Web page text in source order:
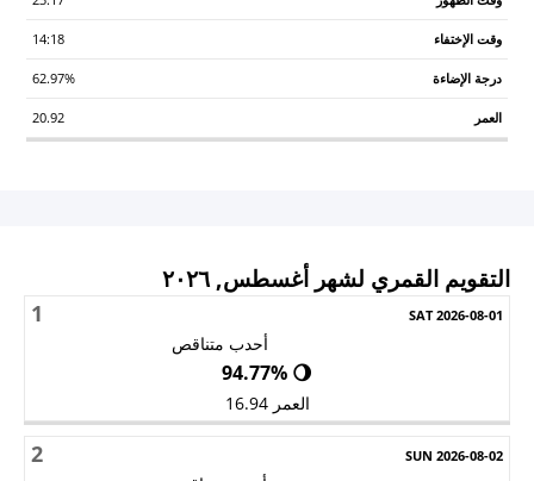
14:18
62.97%
20.92
التقويم القمري لشهر أغسطس, ٢٠٢٦
الأحد الاثنين 1
أحدب متناقص
🌖 94.77%
العمر 16.94
2